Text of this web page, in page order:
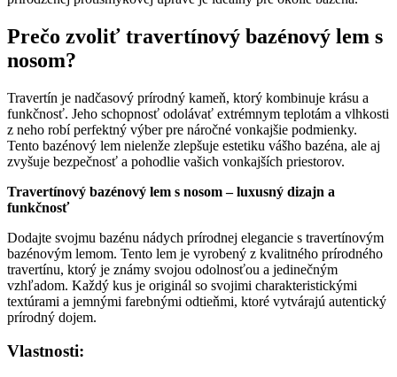
Prečo zvoliť travertínový bazénový lem s
nosom?
Travertín je nadčasový prírodný kameň, ktorý kombinuje krásu a
funkčnosť. Jeho schopnosť odolávať extrémnym teplotám a vlhkosti
z neho robí perfektný výber pre náročné vonkajšie podmienky.
Tento bazénový lem nielenže zlepšuje estetiku vášho bazéna, ale aj
zvyšuje bezpečnosť a pohodlie vašich vonkajších priestorov.
Travertínový bazénový lem s nosom – luxusný dizajn a
funkčnosť
Dodajte svojmu bazénu nádych prírodnej elegancie s travertínovým
bazénovým lemom. Tento lem je vyrobený z kvalitného prírodného
travertínu, ktorý je známy svojou odolnosťou a jedinečným
vzhľadom. Každý kus je originál so svojimi charakteristickými
textúrami a jemnými farebnými odtieňmi, ktoré vytvárajú autentický
prírodný dojem.
Vlastnosti: